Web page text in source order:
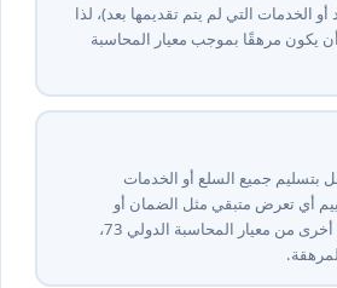
أو الخدمات التي لم يتم تقديمها بعد)، لذا
يكون مرهقًا بموجب معيار المحاسبة
بتسليم جميع السلع أو الخدمات
أي تعرض متبقي مثل الضمان أو
التقاضي بموجب أجزاء أخرى من معيار المحاسبة الدولي ⁦37⁩،